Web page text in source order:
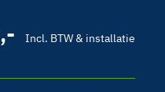
,- Incl. BTW & installatie